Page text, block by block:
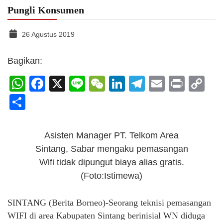
Pungli Konsumen
26 Agustus 2019
Bagikan:
WhatsApp
Facebook
X LineWeChat
LinkedIn
Telegram
Email
Print
Asisten Manager PT. Telkom Area
Sintang, Sabar mengaku pemasangan
Wifi tidak dipungut biaya alias gratis.
(Foto:Istimewa)
SINTANG (Berita Borneo)-Seorang teknisi pemasangan
WIFI di area Kabupaten Sintang berinisial WN diduga